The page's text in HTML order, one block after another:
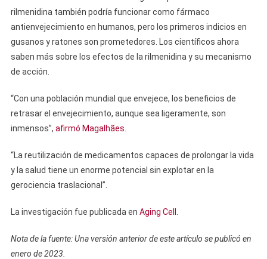
rilmenidina también podría funcionar como fármaco
antienvejecimiento en humanos, pero los primeros indicios en
gusanos y ratones son prometedores. Los científicos ahora
saben más sobre los efectos de la rilmenidina y su mecanismo
de acción.
“Con una población mundial que envejece, los beneficios de
retrasar el envejecimiento, aunque sea ligeramente, son
inmensos”, afirmó Magalhães
“La reutilización de medicamentos capaces de prolongar la vida
y la salud tiene un enorme potencial sin explotar en la
gerociencia traslacional”.
La investigación fue publicada en Aging Cell
Nota de la fuente: Una versión anterior de este artículo se publicó en
enero de 2023.